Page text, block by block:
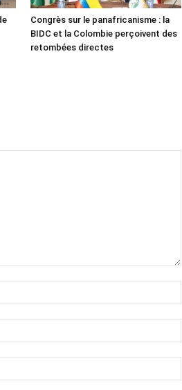
Congrès sur le panafricanisme : la
BIDC et la Colombie perçoivent des
retombées directes